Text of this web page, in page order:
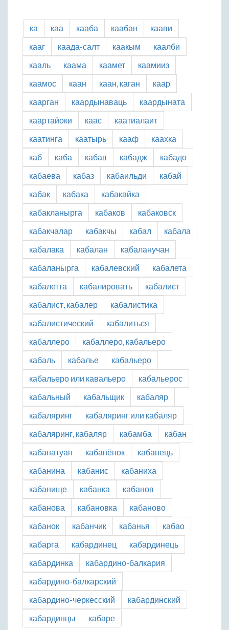
ка каа кааба каабан
каави
кааг
каада-салт каакым
каалби
кааль
каама каамет
каамииз
каамос
каан каан, каган
каар
каарган
каардынаваць
каардыната
каартайоки
каас
каатиалаит
каатинга
каатырь кааф
каахка
каб
каба кабав кабадж
кабадо
кабаева
кабаз кабаильди
кабай
кабак
кабака
кабакайка
кабакланырга
кабаков
кабаковск
кабакчалар
кабакчы кабал
кабала
кабалака
кабалан
кабаланучан
кабаланырга
кабалевский
кабалета
кабалетта
кабалировать
кабалист
кабалист, кабалер
кабалистика
кабалистический
кабалиться
кабаллеро
кабаллеро, кабальеро
кабаль
кабалье
кабальеро
кабальеро или кавальеро
кабальерос
кабальный
кабальщик
кабаляр
кабаляринг
кабаляринг или кабаляр
кабаляринг, кабаляр
кабамба
кабан
кабанатуан
кабанёнок
кабанець
кабанина
кабанис
кабаниха
кабанище
кабанка
кабанов
кабанова
кабановка
кабаново
кабанок
кабанчик кабанья
кабао
кабарга
кабардинец
кабардинець
кабардинка
кабардино-балкария
кабардино-балкарский
кабардино-черкесский
кабардинский
кабардинцы
кабаре